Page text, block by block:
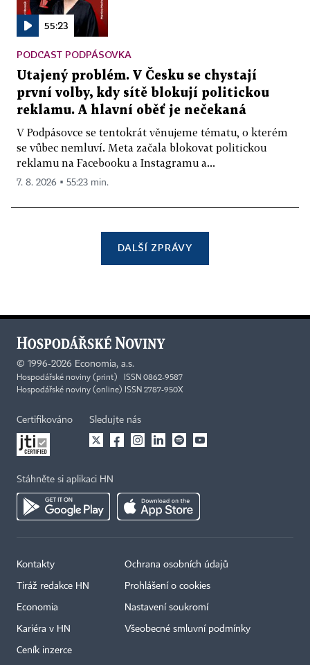
55:23
PODCAST PODPÁSOVKA
Utajený problém. V Česku se chystají
první volby, kdy sítě blokují politickou
reklamu. A hlavní oběť je nečekaná
V Podpásovce se tentokrát věnujeme tématu, o kterém
se vůbec nemluví. Meta začala blokovat politickou
reklamu na Facebooku a Instagramu a...
7. 8. 2026 ▪ 55:23 min.
DALŠÍ ZPRÁVY
© 1996-2026 Economia, a.s.
Hospodářské noviny (print) ISSN 0862-9587
Hospodářské noviny (online) ISSN 2787-950X
Certifikováno Sledujte nás
Stáhněte si aplikaci HN
Kontakty
Tiráž redakce HN
Economia
Kariéra v HN
Ceník inzerce
Ochrana osobních údajů
Prohlášení o cookies
Nastavení soukromí
Všeobecné smluvní podmínky